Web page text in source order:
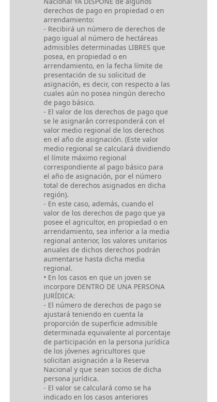
derechos de pago en propiedad o en
arrendamiento:
- Recibirá un número de derechos de
pago igual al número de hectáreas
admisibles determinadas LIBRES que
posea, en propiedad o en
arrendamiento, en la fecha límite de
presentación de su solicitud de
asignación, es decir, con respecto a las
cuales aún no posea ningún derecho
de pago básico.
- El valor de los derechos de pago que
se le asignarán corresponderá con el
valor medio regional de los derechos
en el año de asignación. (Este valor
medio regional se calculará dividiendo
el límite máximo regional
correspondiente al pago básico para
el año de asignación, por el número
total de derechos asignados en dicha
región).
- En este caso, además, cuando el
valor de los derechos de pago que ya
posee el agricultor, en propiedad o en
arrendamiento, sea inferior a la media
regional anterior, los valores unitarios
anuales de dichos derechos podrán
aumentarse hasta dicha media
regional.
• En los casos en que un joven se
incorpore DENTRO DE UNA PERSONA
JURÍDICA:
- El número de derechos de pago se
ajustará teniendo en cuenta la
proporción de superficie admisible
determinada equivalente al porcentaje
de participación en la persona jurídica
de los jóvenes agricultores que
solicitan asignación a la Reserva
Nacional y que sean socios de dicha
persona jurídica.
- El valor se calculará como se ha
indicado en los casos anteriores